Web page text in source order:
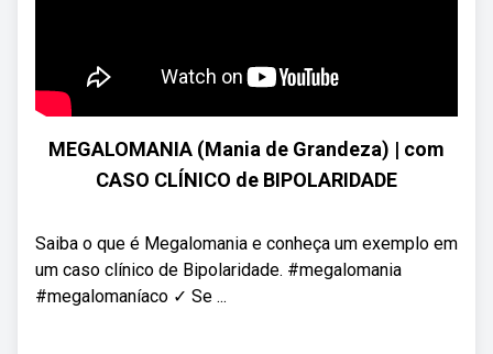
MEGALOMANIA (Mania de Grandeza) | com
CASO CLÍNICO de BIPOLARIDADE
Saiba o que é Megalomania e conheça um exemplo em
um caso clínico de Bipolaridade. #megalomania
#megalomaníaco ✓ Se ...